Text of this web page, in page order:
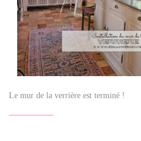
Le mur de la verrière est terminé !